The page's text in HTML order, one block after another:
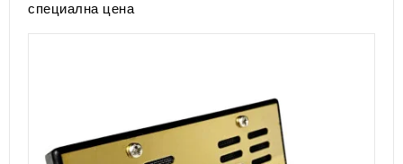
специална цена